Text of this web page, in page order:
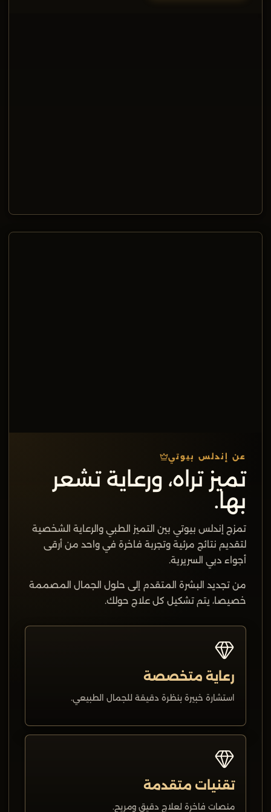
عن إندلس بيوتي
تميز تراه، ورعاية تشعر
بها.
تمزج إندلس بيوتي بين التميز الطبي والرعاية الشخصية
لتقديم نتائج مرئية وتجربة فاخرة في واحد من أرقى
أجواء دبي السريرية.
من تجديد البشرة المتقدم إلى حلول الجمال المصممة
خصيصا، يتم تشكيل كل علاج حولك.
رعاية متخصصة
استشارة خبيرة بنظرة دقيقة للجمال الطبيعي.
تقنيات متقدمة
منصات فاخرة لعلاج دقيق ومريح.